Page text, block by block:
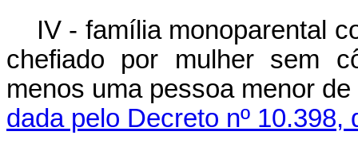
IV - família monoparental
chefiado por mulher sem
menos uma pessoa menor
dada pelo Decreto nº 10.398,